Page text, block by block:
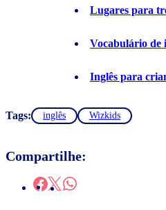
Lugares para
Vocabulário de
Inglês para
Tags: inglês Wizkids
Compartilhe: